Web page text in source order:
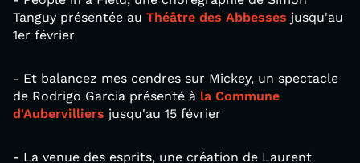
Tanguy présentée au Théâtre des Abbesses jusqu'au
1er février
- Et balancez mes cendres sur Mickey, un spectacle
de Rodrigo Garcia présenté à la Commune
d'Aubervilliers jusqu'au 15 février
- La venue des esprits, une création de Laurent